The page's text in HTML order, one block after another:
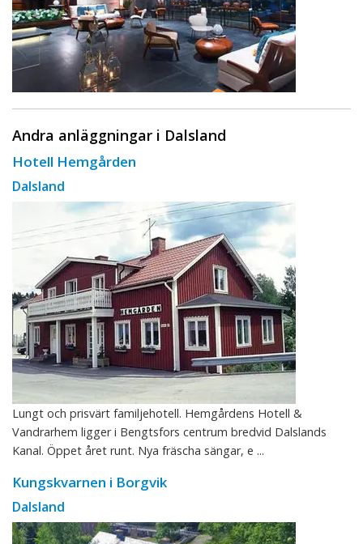
Andra anläggningar i Dalsland
Hotell Hemgården
Dalsland
Lungt och prisvärt familjehotell. Hemgårdens Hotell &
Vandrarhem ligger i Bengtsfors centrum bredvid Dalslands
Kanal. Öppet året runt. Nya fräscha sängar, e ...
Kungskvarnen i Borgvik
Dalsland